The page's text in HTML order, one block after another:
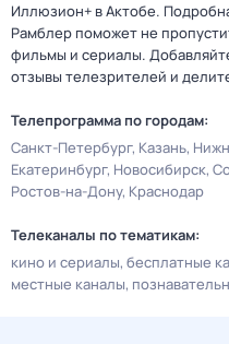
Иллюзион+ в Актобе.
Рамблер поможет не
фильмы и сериалы.
отзывы телезрителей и
Телепрограмма по городам:
Санкт-Петербург Казань
Екатеринбург Новосибирск
Ростов-на-Дону Краснодар
Телеканалы по тематикам:
кино и сериалы бесплатные
местные каналы